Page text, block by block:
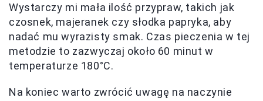
Wystarczy mi mała ilość przypraw, takich jak
czosnek, majeranek czy słodka papryka, aby
nadać mu wyrazisty smak. Czas pieczenia w tej
metodzie to zazwyczaj około 60 minut w
temperaturze 180°C.
Na koniec warto zwrócić uwagę na naczynie